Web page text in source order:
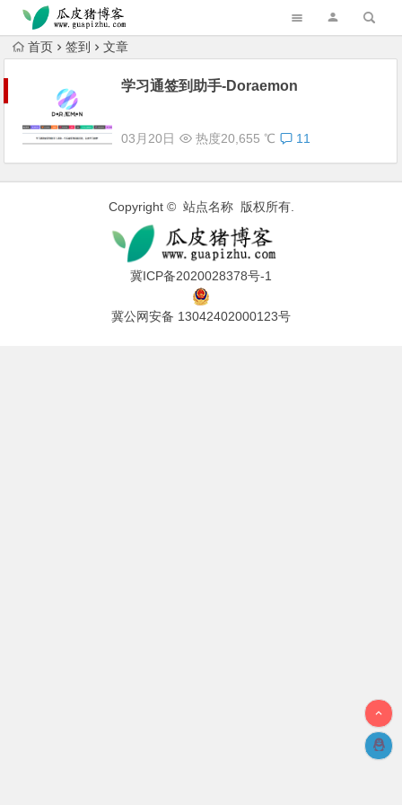
跳转到主内容
首页 签到 文章
学习通签到助手-Doraemon
03月20日 热度20,655 ℃ 11
Copyright © 站点名称 版权所有.
冀ICP备2020028378号-1
冀公网安备 13042402000123号